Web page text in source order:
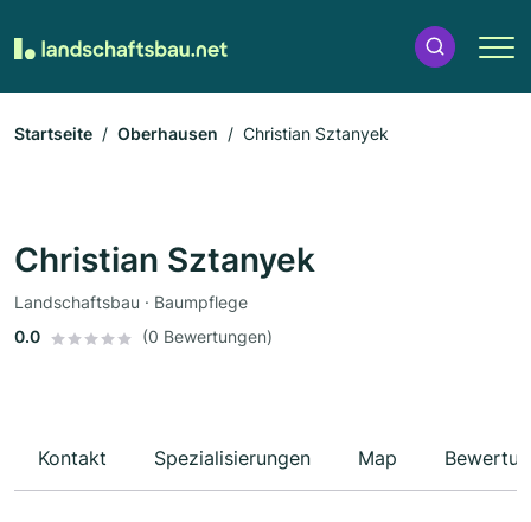
Startseite Oberhausen Christian Sztanyek
Christian Sztanyek
Landschaftsbau · Baumpflege
0.0
(0 Bewertungen)
Kontakt Spezialisierungen Map